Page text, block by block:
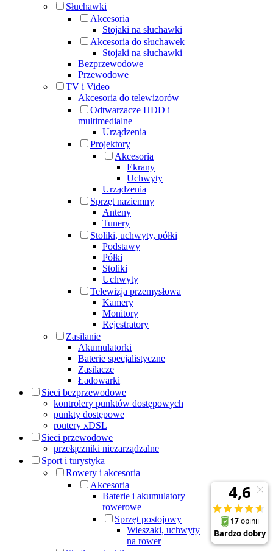
Słuchawki
Akcesoria
Stojaki na słuchawki
Akcesoria do słuchawek
Stojaki na słuchawki
Bezprzewodowe
Przewodowe
TV i Video
Akcesoria do telewizorów
Odtwarzacze HDD i
multimedialne
Urządzenia
Projektory
Akcesoria
Ekrany
Uchwyty
Urządzenia
Sprzęt naziemny
Anteny
Tunery
Stoliki, uchwyty, półki
Podstawy
Półki
Stoliki
Uchwyty
Telewizja przemysłowa
Kamery
Monitory
Rejestratory
Zasilanie
Akumulatorki
Baterie specjalistyczne
Zasilacze
Ładowarki
Sieci bezprzewodowe
kontrolery punktów dostępowych
punkty dostępowe
routery xDSL
Sieci przewodowe
przełączniki niezarządzalne
Sport i turystyka
Rowery i akcesoria
Akcesoria
Baterie i akumulatory
rowerowe
Sprzęt postojowy
Wieszaki, uchwyty
na rower